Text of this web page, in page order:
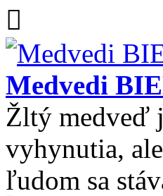
Medvedi
Žltý medveď
vyhynutia,
ľudom sa